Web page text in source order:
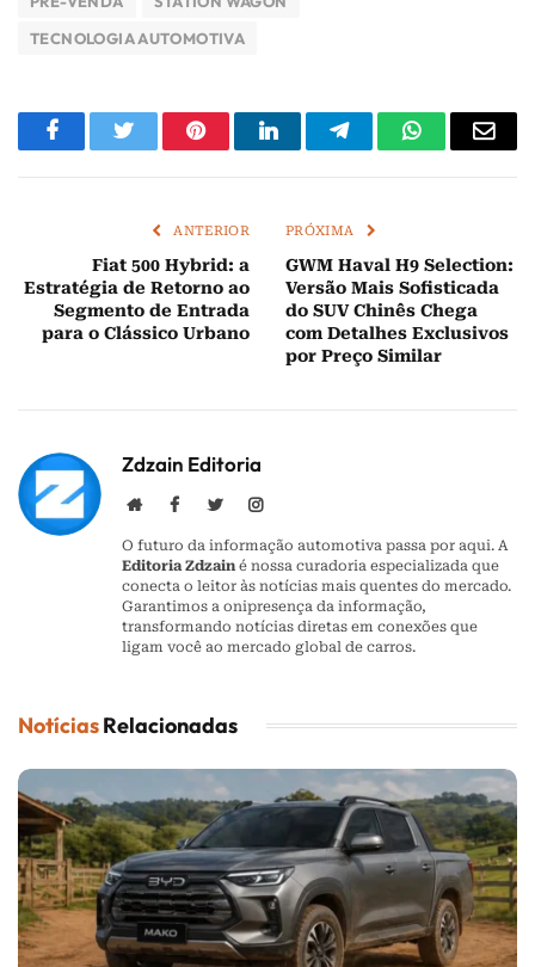
TECNOLOGIA AUTOMOTIVA
FacebookTwitterPinterestLinkedInTelegramWhatsApp
E-
ANTERIOR
Fiat 500 Hybrid: a
Estratégia de Retorno ao
Segmento de Entrada
para o Clássico Urbano
PRÓXIMA
GWM Haval H9 Selection:
Versão Mais Sofisticada
do SUV Chinês Chega
com Detalhes Exclusivos
por Preço Similar
Zdzain Editoria
WebsiteFacebookTwitterInstagram
O futuro da informação automotiva passa por aqui. A
Editoria Zdzain é nossa curadoria especializada que
conecta o leitor às notícias mais quentes do mercado.
Garantimos a onipresença da informação,
transformando notícias diretas em conexões que
ligam você ao mercado global de carros.
NotíciasRelacionadas